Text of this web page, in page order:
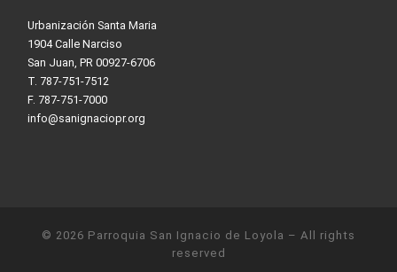
Urbanización Santa Maria
1904 Calle Narciso
San Juan, PR 00927-6706
T. 787-751-7512
F. 787-751-7000
info@sanignaciopr.org
© 2026 Parroquia San Ignacio de Loyola – All rights
reserved